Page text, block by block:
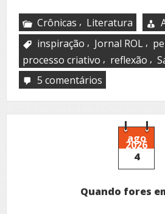
Crônicas , Literatura
inspiração , Jornal ROL ,
processo criativo , reflexão ,
5 comentários
ausências
e
retornos
ago
2026
4
Quando fores